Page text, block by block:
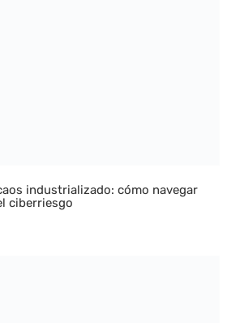
industrializado: cómo navegar
ciberriesgo